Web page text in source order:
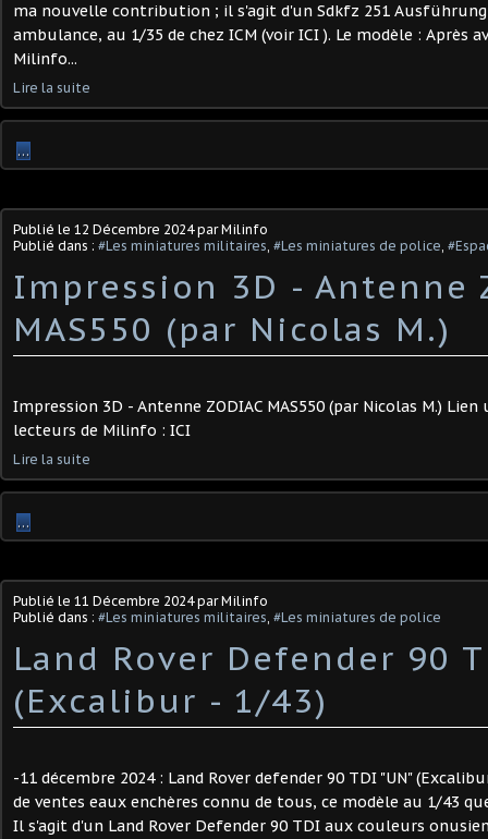
ma nouvelle contribution ; il s'agit d'un Sdkfz 251 Ausführung
ambulance, au 1/35 de chez ICM (voir ICI ). Le modèle : Après
Milinfo...
Lire la suite
…
Publié le 12 Décembre 2024par Milinfo
Publié dans : #Les miniatures militaires, #Les miniatures de police,
Impression 3D - Antenne
MAS550 (par Nicolas M.)
Impression 3D - Antenne ZODIAC MAS550 (par Nicolas M.)
lecteurs de Milinfo : ICI
Lire la suite
…
Publié le 11 Décembre 2024par Milinfo
Publié dans : #Les miniatures militaires, #Les miniatures de police
Land Rover Defender 90
(Excalibur - 1/43)
-11 décembre 2024 : Land Rover defender 90 TDI "UN"
de ventes eaux enchères connu de tous, ce modèle au 1/43
Il s'agit d'un Land Rover Defender 90 TDI aux couleurs